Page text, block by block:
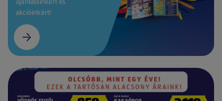
akcióinkért!